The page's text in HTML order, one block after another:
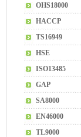
OHS18000
HACCP
TS16949
HSE
ISO13485
GAP
SA8000
EN46000
TL9000